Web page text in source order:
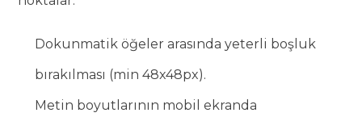
Dokunmatik öğeler arasında yeterli boşluk
bırakılması (min 48x48px).
Metin boyutlarının mobil ekranda